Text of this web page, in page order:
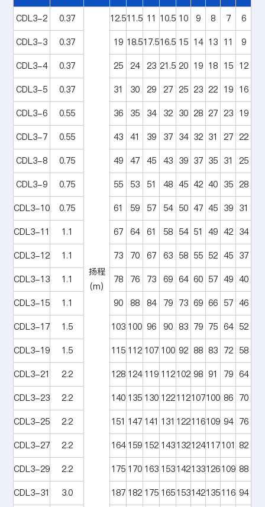
CDL3-2 0.37
扬程
(m)
12.511.5 11 10.5 10 9 8 7
6
CDL3-3
0.37 19 18.517.516.5 15 14 13 11
9
CDL3-4
0.37 25 24 23 21.5 20 19 18 15 12
CDL3-5
0.37 31 30 29 27 25 23 22 19 16
CDL3-6
0.55 36 35 34 32 30 28 27 23 19
CDL3-7
0.55 43 41 39 37 34 32 31 27 22
CDL3-8
0.75 49 47 45 43 39 37 35 31
25
CDL3-9
0.75 55 53 51 48 45 42 40 35 28
CDL3-10
0.75 61 59 57 54 50 47 45 39 31
CDL3-11
1.1 67 64 61 58 54 51 49 42 34
CDL3-12
1.1 73 70 67 63 58 55 52 45 37
CDL3-13
1.1 78 76 73 69 64 60 57 49 40
CDL3-15
1.1 90 88 84 79 73 69 66 57 46
CDL3-17
1.5 103 100 96 90 83 79 75 64 52
CDL3-19
1.5 115 112 107 100 92 88 83 72 58
CDL3-21
2.2 128 124 119 112102 98 91 79 64
CDL3-23
2.2 140 135 130 122112107100 86 70
CDL3-25
2.2 151 147 141 131 122116109 94 76
CDL3-27
2.2 164 159 152 143132124117101 82
CDL3-29
2.2 175 170 163 153142133126109 88
CDL3-31
3.0 187 182 175 165153142135116 94